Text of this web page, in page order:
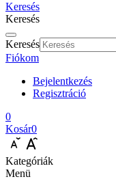
Keresés
Keresés
Keresés
Fiókom
Bejelentkezés
Regisztráció
0
Kosár0
Kategóriák
Menü